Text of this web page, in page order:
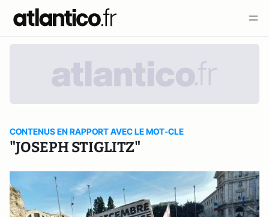
CONTENUS EN RAPPORT AVEC LE MOT-CLE
"JOSEPH STIGLITZ"